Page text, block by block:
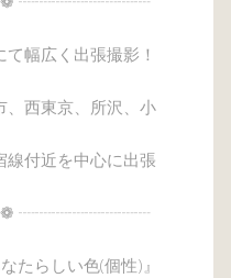
幅広く出張撮影！
、西東京、所沢、小
線付近を中心に出張
┈┈┈┈┈┈┈┈
たらしい色(個性)』